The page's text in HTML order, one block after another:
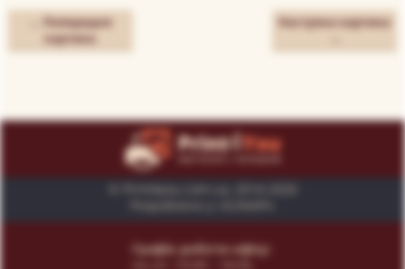
← Попередня
картина
Наступна картина
Графік роботи офісу: